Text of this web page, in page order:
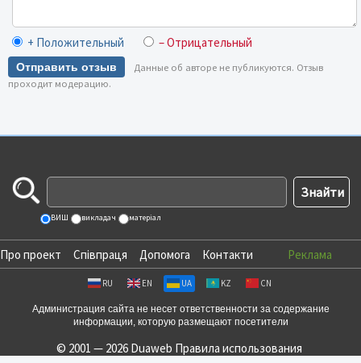
+ Положительный – Отрицательный
Отправить отзыв
Данные об авторе не публикуются. Отзыв
проходит модерацию.
ВИШ викладач матеріал
Про проект Співпраця Допомога Контакти Реклама
RU EN UA KZ CN
Администрация сайта не несет ответственности за содержание
информации, которую размещают посетители
© 2001 — 2026 Duaweb Правила использования